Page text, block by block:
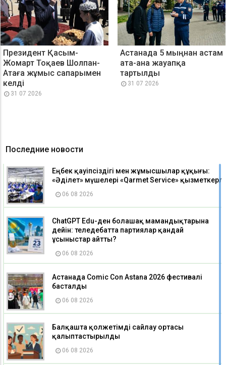
Президент Қасым-
Жомарт Тоқаев Шолпан-
Атаға жұмыс сапарымен
келді
31 07 2026
Астанада 5 мыңнан астам
ата-ана жауапқа
тартылды
31 07 2026
Последние новости
Еңбек қауіпсіздігі мен жұмысшылар құқығы:
«Әділет» мүшелері «Qarmet Service»
06 08 2026
ChatGPT Edu-ден болашақ мамандықтарына
дейін: теледебатта партиялар қандай
ұсыныстар айтты?
06 08 2026
Астанада Comic Con Astana 2026 фестивалі
басталды
06 08 2026
Балқашта қолжетімді сайлау ортасы
қалыптастырылды
06 08 2026